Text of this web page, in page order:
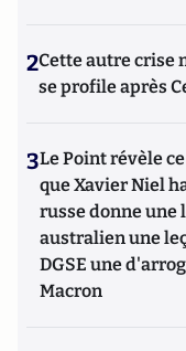
2Cette autre crise
se profile après
3Le Point révèle
que Xavier Niel
russe donne une
australien une
DGSE une
Macron